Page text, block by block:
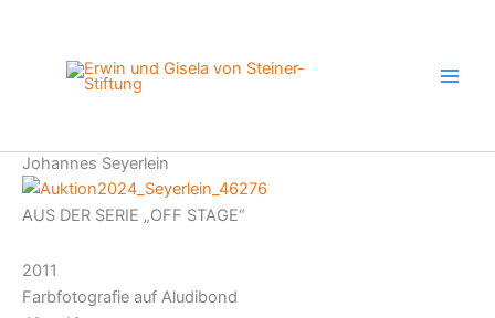
Johannes Seyerlein
AUS DER SERIE „OFF STAGE“
2011
Farbfotografie auf Aludibond